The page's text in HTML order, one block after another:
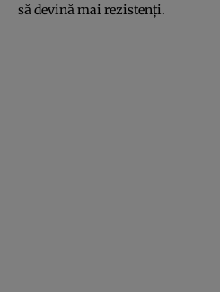
să devină mai rezistenți.